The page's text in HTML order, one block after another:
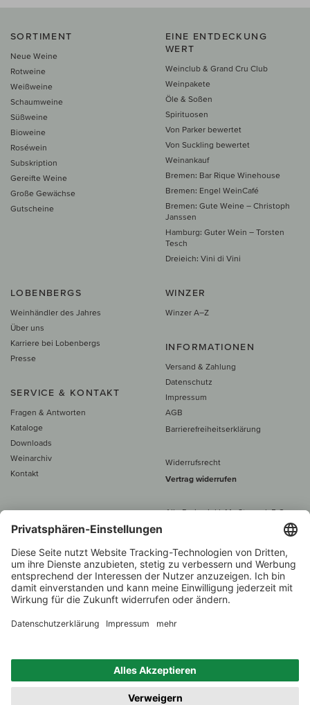
SORTIMENT
Neue Weine
Rotweine
Weißweine
Schaumweine
Süßweine
Bioweine
Roséwein
Subskription
Gereifte Weine
Große Gewächse
Gutscheine
EINE ENTDECKUNG
WERT
Weinclub & Grand Cru Club
Weinpakete
Öle & Soßen
Spirituosen
Von Parker bewertet
Von Suckling bewertet
Weinankauf
Bremen: Bar Rique Winehouse
Bremen: Engel WeinCafé
Bremen: Gute Weine – Christoph
Janssen
Hamburg: Guter Wein – Torsten
Tesch
Dreieich: Vini di Vini
LOBENBERGS
Weinhändler des Jahres
Über uns
Karriere bei Lobenbergs
Presse
SERVICE & KONTAKT
Fragen & Antworten
Kataloge
Downloads
Weinarchiv
Kontakt
WINZER
Winzer A–Z
INFORMATIONEN
Versand & Zahlung
Datenschutz
Impressum
AGB
Barrierefreiheitserklärung
Widerrufsrecht
Vertrag widerrufen
Alle Preise inkl. MwSt., zzgl. 5 €
60 € versand­kosten­
Beratung unter
1.000 Winzer –
Weinhändler
des Jahres 2022
Zurück